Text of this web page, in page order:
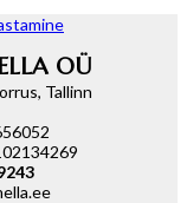
OÜ
Tallinn